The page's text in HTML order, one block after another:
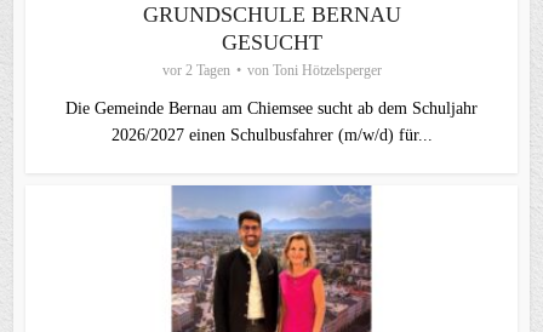
GRUNDSCHULE BERNAU
GESUCHT
vor 2 Tagen von Toni Hötzelsperger
Die Gemeinde Bernau am Chiemsee sucht ab dem Schuljahr
2026/2027 einen Schulbusfahrer (m/w/d) für...